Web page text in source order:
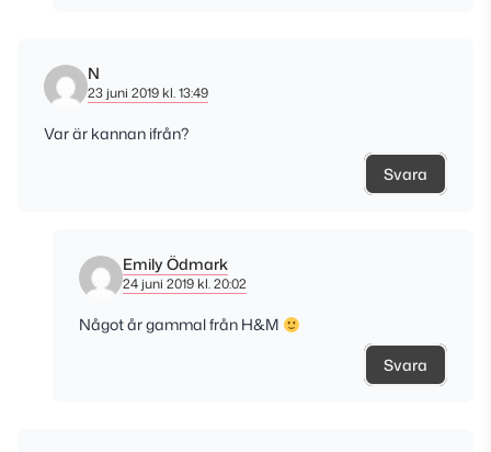
N
23 juni 2019 kl. 13:49
Var är kannan ifrån?
Svara
Emily Ödmark
24 juni 2019 kl. 20:02
Något år gammal från H&M
Svara